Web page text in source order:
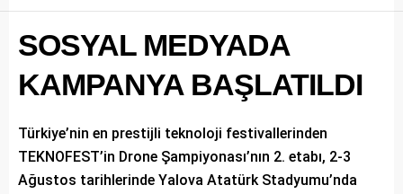
SOSYAL MEDYADA
KAMPANYA BAŞLATILDI
Türkiye’nin en prestijli teknoloji festivallerinden
TEKNOFEST’in Drone Şampiyonası’nın 2. etabı, 2-3
Ağustos tarihlerinde Yalova Atatürk Stadyumu’nda